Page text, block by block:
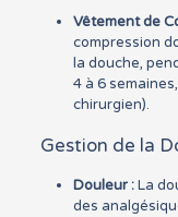
Vêtement de
compression
la douche,
4 à 6
chirurgien).
Gestion de la
Douleur :La
des